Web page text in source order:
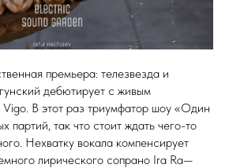
премьера: телезвезда и
дебютирует с живым
В этот раз триумфатор шоу «Один
партий, так что стоит ждать чего-то
Нехватку вокала компенсирует
лирического сопрано Ira Ra—